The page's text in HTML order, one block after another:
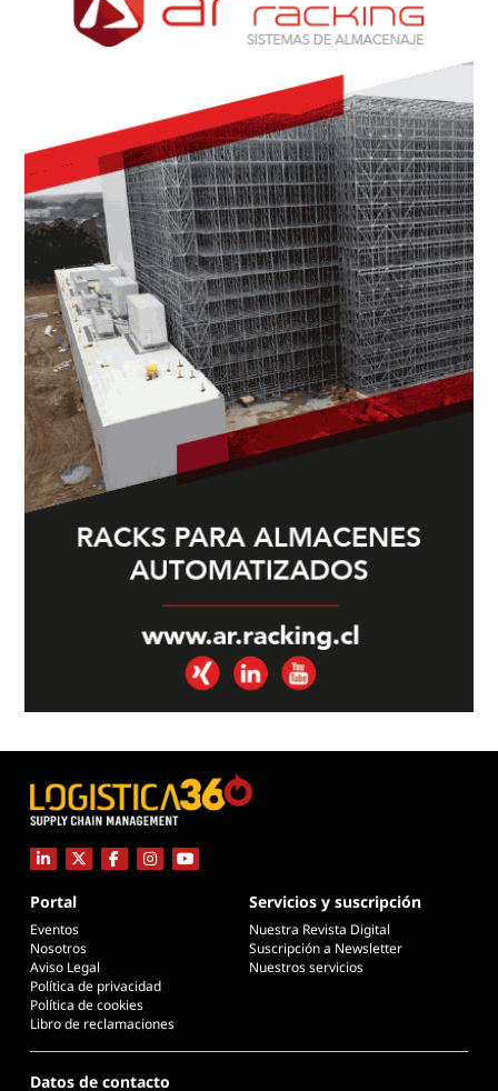
Portal
Eventos
Nosotros
Aviso Legal
Política de privacidad
Política de cookies
Libro de reclamaciones
Servicios y suscripción
Nuestra Revista Digital
Suscripción a Newsletter
Nuestros servicios
Datos de contacto